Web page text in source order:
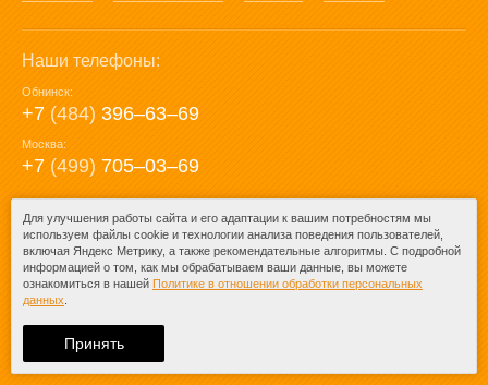
Наши телефоны:
Обнинск:
+7 (484) 396‒63‒69
Москва:
+7 (499) 705‒03‒69
E-mail:
mail@posuda40.ru
При любом копировании информации
ссылка на
Для улучшения работы сайта и его адаптации к вашим потребностям мы
используем файлы cookie и технологии анализа поведения пользователей,
включая Яндекс Метрику, а также рекомендательные алгоритмы. С подробной
информацией о том, как мы обрабатываем ваши данные, вы можете
ознакомиться в нашей Политике в отношении обработки персональных
данных
Принять